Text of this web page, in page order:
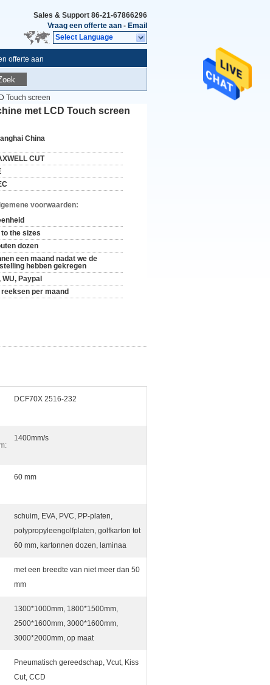
Sales & Support 86-21-67866296
Vraag een offerte aan - Email
Select Language
offerte aan
Touch screen
met LCD Touch screen
China
CUT
voorwaarden:
to the sizes
dozen
een maand nadat we de
hebben gekregen
WU, Paypal
reeksen per maand
DCF70X 2516-232
1400mm/s
60 mm
schuim, EVA, PVC, PP-platen,
polypropyleengolfplaten, golfkarton tot
60 mm, kartonnen dozen, laminaa
met een breedte van niet meer dan 50
mm
1300*1000mm, 1800*1500mm,
2500*1600mm, 3000*1600mm,
3000*2000mm, op maat
Pneumatisch gereedschap, Vcut, Kiss
Cut, CCD